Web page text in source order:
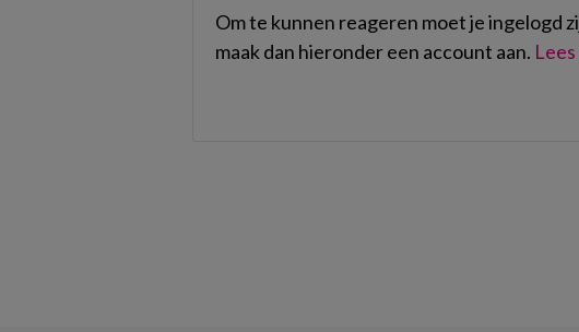
Om te kunnen reageren moet je ingelogd
maak dan hieronder een account aan.